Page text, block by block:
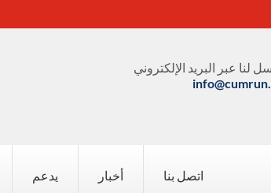
لنا عبر البريد الإلكتروني
يدعم أخبار اتصل بنا